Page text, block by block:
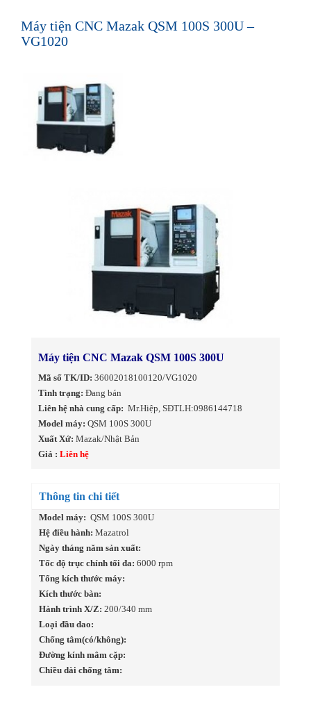
Máy tiện CNC Mazak QSM 100S 300U –
VG1020
Máy tiện CNC Mazak QSM 100S 300U
Mã số TK/ID: 36002018100120/VG1020
Tình trạng: Đang bán
Liên hệ nhà cung cấp: Mr.Hiệp, SĐTLH:0986144718
Model máy: QSM 100S 300U
Xuất Xứ: Mazak/Nhật Bản
Giá : Liên hệ
Thông tin chi tiết
Model máy: QSM 100S 300U
Hệ điều hành: Mazatrol
Ngày tháng năm sản xuất:
Tốc độ trục chính tối đa: 6000 rpm
Tổng kích thước máy:
Kích thước bàn:
Hành trình X/Z: 200/340 mm
Loại đầu dao:
Chống tâm(có/không):
Đường kính mâm cặp:
Chiều dài chống tâm: